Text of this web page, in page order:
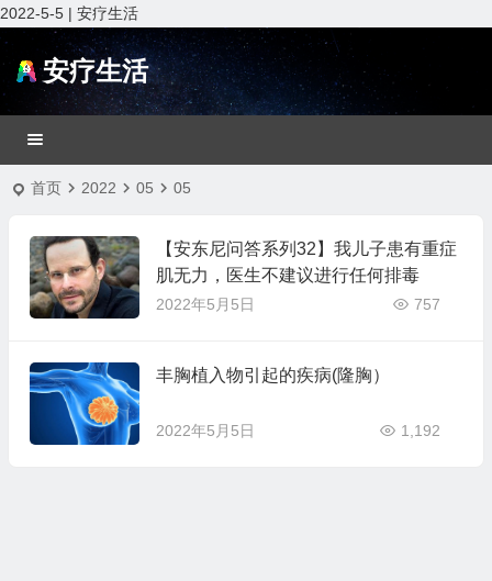
2022-5-5 | 安疗生活
安疗生活
首页 2022 05 05
【安东尼问答系列32】我儿子患有重症
肌无力，医生不建议进行任何排毒
2022年5月5日 757
丰胸植入物引起的疾病(隆胸）
2022年5月5日 1,192